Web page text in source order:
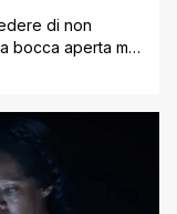
di non
bocca aperta ma
e
ogni volta che [']